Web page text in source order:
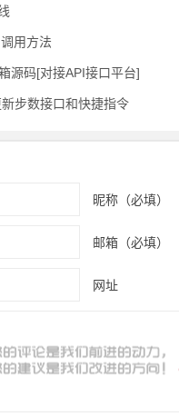
用方法
源码[对接API接口平台]
步数接口和快捷指令
昵称（必填）
邮箱（必填）
网址